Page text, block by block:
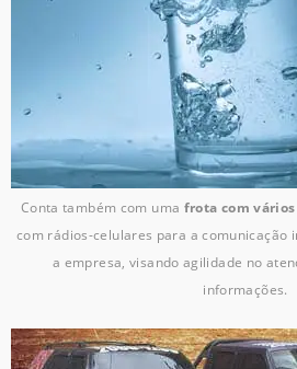
Conta também com uma frota com
com rádios-celulares para a comunicação
a empresa, visando agilidade no
informações.